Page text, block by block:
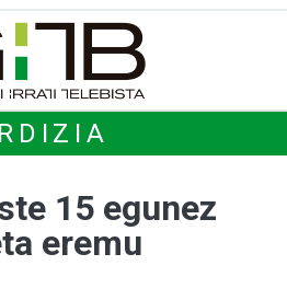
15 egunez
eremu